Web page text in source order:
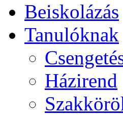
Beiskolázás
Tanulóknak
Házirend